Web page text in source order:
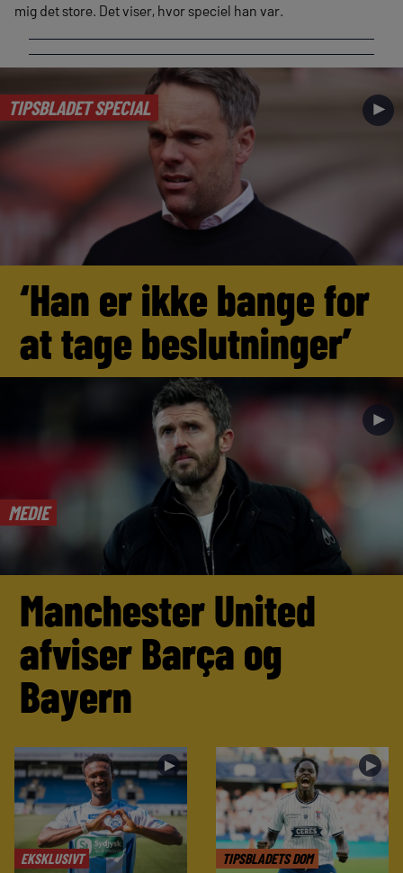
mig det store. Det viser, hvor speciel han var.
TIPSBLADET SPECIAL ►
‘Han er ikke bange for
at tage beslutninger’
MEDIE
►
Manchester United
afviser Barça og
Bayern
EKSKLUSIVT
►
TIPSBLADETS DOM
►